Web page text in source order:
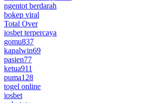
ngentot berdarah
bokep viral
Total Over
iosbet terpercaya
gomu837
kapalwin69
pasien77
ketua911
puma128
togel online
iosbet